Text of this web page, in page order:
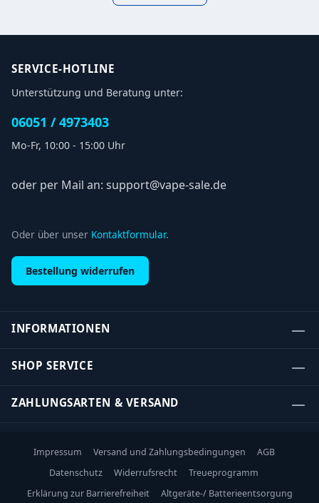
SERVICE-HOTLINE
Unterstützung und Beratung unter:
06051 / 4973403
Mo-Fr, 10:00 - 15:00 Uhr
oder per Mail an: support@vape-sale.de
Oder über unser Kontaktformular.
Bestellung widerrufen
INFORMATIONEN
SHOP SERVICE
ZAHLUNGSARTEN & VERSAND
Impressum Versand und Zahlungsbedingungen
AGB
Datenschutz
Widerrufsrecht
Treueprogramm
Erklärung zur Barrierefreiheit
Altgeräte-/ Batterieentsorgung